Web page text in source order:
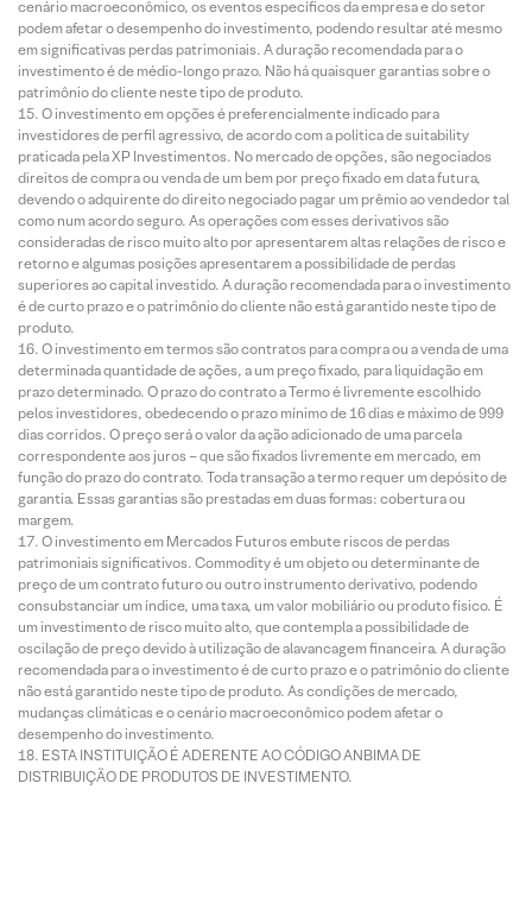
cenário macroeconômico, os eventos específicos da empresa e do setor
podem afetar o desempenho do investimento, podendo resultar até mesmo
em significativas perdas patrimoniais. A duração recomendada para o
investimento é de médio-longo prazo. Não há quaisquer garantias sobre o
patrimônio do cliente neste tipo de produto.
O investimento em opções é preferencialmente indicado para
investidores de perfil agressivo, de acordo com a política de suitability
praticada pela XP Investimentos. No mercado de opções, são negociados
direitos de compra ou venda de um bem por preço fixado em data futura,
devendo o adquirente do direito negociado pagar um prêmio ao vendedor tal
como num acordo seguro. As operações com esses derivativos são
consideradas de risco muito alto por apresentarem altas relações de risco e
retorno e algumas posições apresentarem a possibilidade de perdas
superiores ao capital investido. A duração recomendada para o investimento
é de curto prazo e o patrimônio do cliente não está garantido neste tipo de
produto.
O investimento em termos são contratos para compra ou a venda de uma
determinada quantidade de ações, a um preço fixado, para liquidação em
prazo determinado. O prazo do contrato a Termo é livremente escolhido
pelos investidores, obedecendo o prazo mínimo de 16 dias e máximo de 999
dias corridos. O preço será o valor da ação adicionado de uma parcela
correspondente aos juros – que são fixados livremente em mercado, em
função do prazo do contrato. Toda transação a termo requer um depósito de
garantia. Essas garantias são prestadas em duas formas: cobertura ou
margem.
O investimento em Mercados Futuros embute riscos de perdas
patrimoniais significativos. Commodity é um objeto ou determinante de
preço de um contrato futuro ou outro instrumento derivativo, podendo
consubstanciar um índice, uma taxa, um valor mobiliário ou produto físico. É
um investimento de risco muito alto, que contempla a possibilidade de
oscilação de preço devido à utilização de alavancagem financeira. A duração
recomendada para o investimento é de curto prazo e o patrimônio do cliente
não está garantido neste tipo de produto. As condições de mercado,
mudanças climáticas e o cenário macroeconômico podem afetar o
desempenho do investimento.
ESTA INSTITUIÇÃO É ADERENTE AO CÓDIGO ANBIMA DE
DISTRIBUIÇÃO DE PRODUTOS DE INVESTIMENTO.